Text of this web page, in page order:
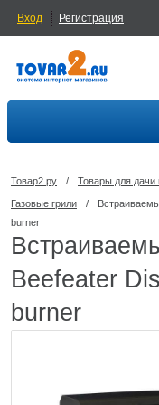
Вход Регистрация
Товар2.ру / Товары для дачи
Газовые грили /
burner
Beefeater
burner